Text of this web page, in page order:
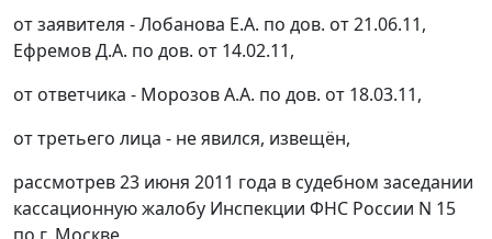
от заявителя - Лобанова Е.А. по дов. от 21.06.11,
Ефремов Д.А. по дов. от 14.02.11,
от ответчика - Морозов А.А. по дов. от 18.03.11,
от третьего лица - не явился, извещён,
рассмотрев 23 июня 2011 года в судебном заседании
кассационную жалобу Инспекции ФНС России N 15